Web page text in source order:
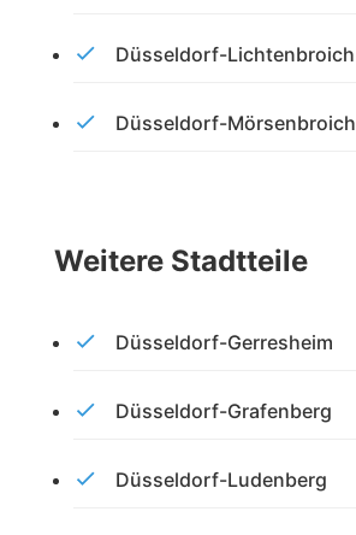
Düsseldorf-Lichtenbroich
Düsseldorf-Mörsenbroich
Weitere Stadtteile
Düsseldorf-Gerresheim
Düsseldorf-Grafenberg
Düsseldorf-Ludenberg